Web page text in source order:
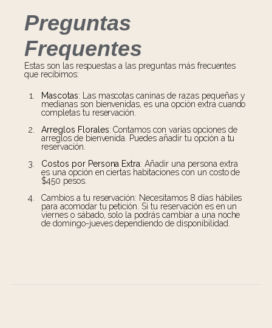
Preguntas
Frequentes
Estas son las respuestas a las preguntas más frecuentes
que recibimos:
Mascotas: Las mascotas caninas de razas pequeñas y
medianas son bienvenidas, es una opción extra cuando
completas tu reservación.
Arreglos Florales: Contamos con varias opciones de
arreglos de bienvenida. Puedes añadir tu opción a tu
reservación.
Costos por Persona Extra: Añadir una persona extra
es una opción en ciertas habitaciones con un costo de
$450 pesos.
Cambios a tu reservación: Necesitamos 8 días hábiles
para acomodar tu petición. Si tu reservación es en un
viernes o sábado, solo la podrás cambiar a una noche
de domingo-jueves dependiendo de disponibilidad.